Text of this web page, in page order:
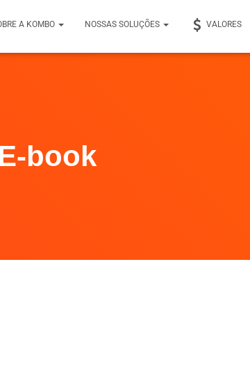
A KOMBO NOSSAS SOLUÇÕES VALORES
book